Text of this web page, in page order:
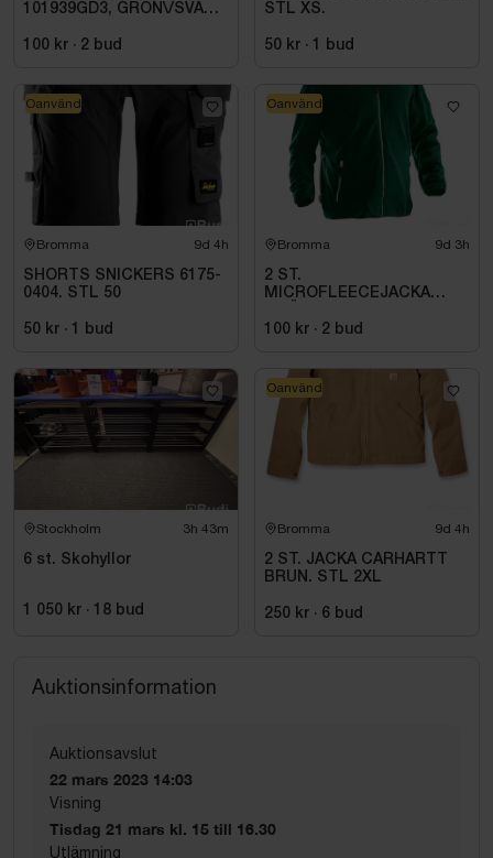
101939GD3, GRÖN\/SVART
100 kr · 2 bud
STL XS.
50 kr · 1 bud
Bromma 9d 4h
SHORTS SNICKERS 6175-
0404. STL 50
50 kr · 1 bud
Oanvänd
Bromma 9d 3h
2 ST.
MICROFLEECEJACKA
WORKWEAR. STL (L)
100 kr · 2 bud
Oanvänd
Stockholm 3h 43m
6 st. Skohyllor
1 050 kr · 18 bud
Bromma 9d 4h
2 ST. JACKA CARHARTT
BRUN. STL 2XL
250 kr · 6 bud
Oanvänd
Auktionsinformation
Auktionsavslut
22 mars 2023 14:03
Visning
Tisdag 21 mars kl. 15 till 16.30
Utlämning